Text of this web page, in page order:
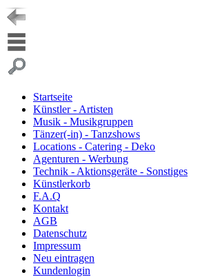
Startseite
Künstler - Artisten
Musik - Musikgruppen
Tänzer(-in) - Tanzshows
Locations - Catering - Deko
Agenturen - Werbung
Technik - Aktionsgeräte - Sonstiges
Künstlerkorb
F.A.Q
Kontakt
AGB
Datenschutz
Impressum
Neu eintragen
Kundenlogin